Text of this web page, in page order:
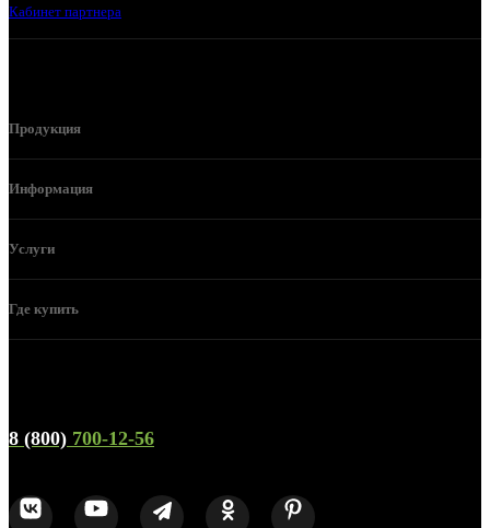
Кабинет партнера
Продукция
Информация
Услуги
Где купить
8 (800) 700-12-56